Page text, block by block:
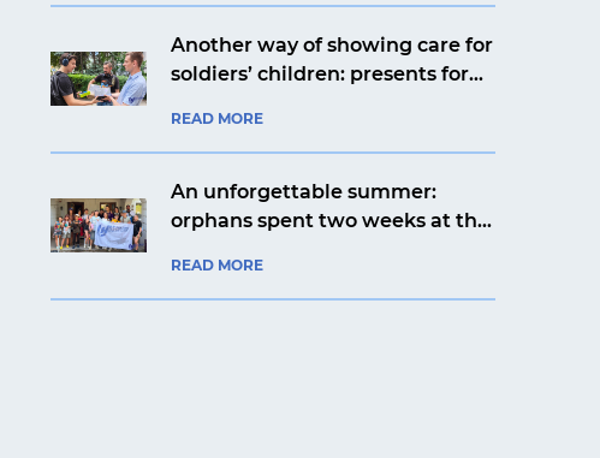
Another way of showing care for
soldiers’ children: presents for
aviation company
READ MORE
An unforgettable summer:
orphans spent two weeks at the
READ MORE